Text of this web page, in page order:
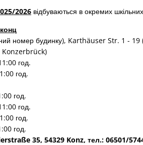
2026 відбуваються в окремих
номер будинку), Karthäuser Str. 1 - 19
год.
год.
год.
год.
год.
год.
35, 54329 Konz, тел.: 06501/